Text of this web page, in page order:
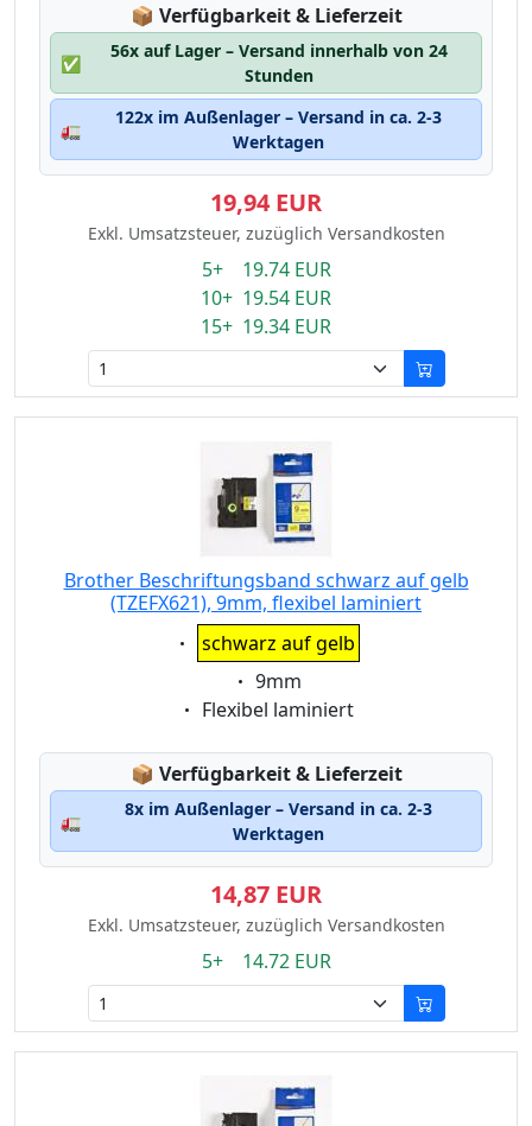
📦 Lagerstatus:
Verfügbarkeit & Lieferzeit
✅
56x auf Lager – Versand innerhalb von 24
Stunden
🚛
122x im Außenlager – Versand in ca. 2-3
Werktagen
19,94 EUR
Exkl. Umsatzsteuer, zuzüglich Versandkosten
5+ 19.74 EUR
10+ 19.54 EUR
15+ 19.34 EUR
Brother Beschriftungsband schwarz auf gelb
(TZEFX621), 9mm, flexibel laminiert
Eigenschaft:
schwarz auf gelb
Eigenschaft:
9mm
Eigenschaft:
Flexibel laminiert
📦 Lagerstatus:
Verfügbarkeit & Lieferzeit
🚛
8x im Außenlager – Versand in ca. 2-3
Werktagen
14,87 EUR
Exkl. Umsatzsteuer, zuzüglich Versandkosten
5+ 14.72 EUR